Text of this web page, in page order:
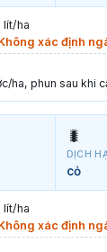
lít/ha
xác định
ha, phun sau khi
🐛
DỊCH
cỏ
lít/ha
xác định